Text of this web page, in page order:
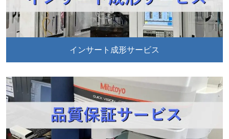
インサート成形サービス